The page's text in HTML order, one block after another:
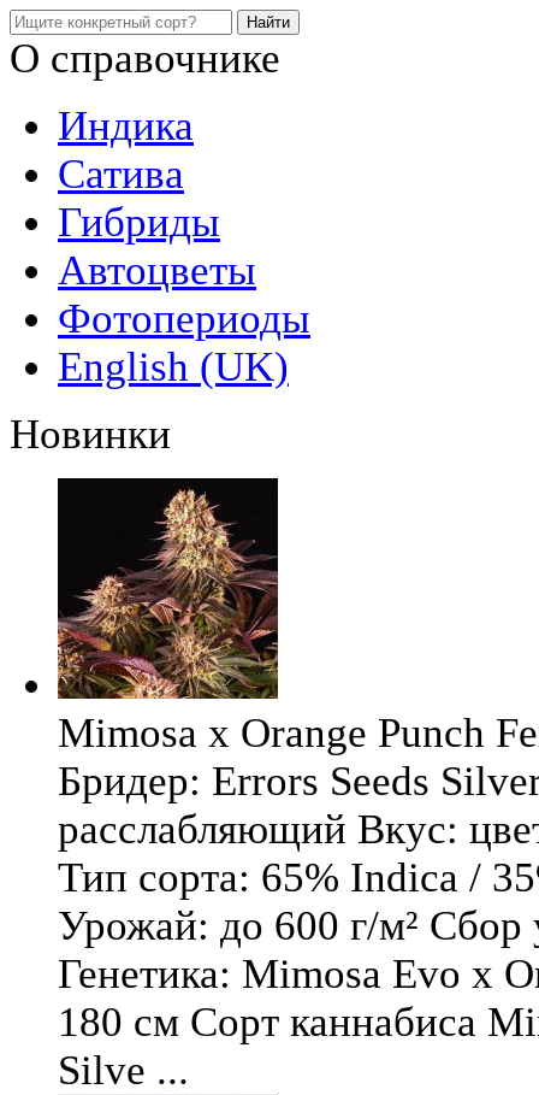
О справочнике
Индика
Сатива
Гибриды
Автоцветы
Фотопериоды
English (UK)
Новинки
Mimosa x Orange Punch
Бридер: Errors Seeds
расслабляющий Вкус:
Тип сорта: 65% Indica /
Урожай: до 600 г/м² Сбор
Генетика: Mimosa Evo x
180 см Сорт каннабиса
Silve ...